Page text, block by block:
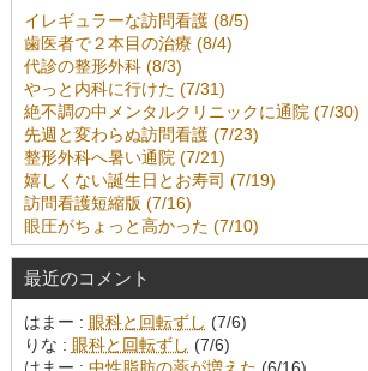
イレギュラーな訪問看護 (8/5)
歯医者で２本目の治療 (8/4)
代診の整形外科 (8/3)
やっと内科に行けた (7/31)
絶不調の中メンタルクリニックに通院 (7/30)
先週と変わらぬ訪問看護 (7/23)
整形外科へ暑い通院 (7/21)
嬉しくない誕生日とお寿司 (7/19)
訪問看護短縮版 (7/16)
眼圧がちょっと高かった (7/10)
最近のコメント
はまー : 眼科と回転ずし (7/6)
りな : 眼科と回転ずし (7/6)